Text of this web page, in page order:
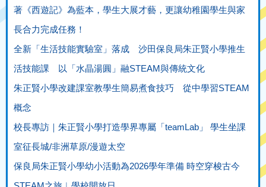
著《西遊記》為藍本，學生大展才藝，更讓幼稚園學生與家
長合力完成任務！
全新「生活技能實驗室」落成 沙田保良局朱正賢小學推生
活技能課 以「水晶湯圓」融STEAM與傳統文化
朱正賢小學改建課室教學生簡易煮食技巧 從中學習STEAM
概念
校長專訪｜朱正賢小學打造學界專屬「teamLab」 學生坐課
室征長城/非洲草原/漫遊太空
保良局朱正賢小學幼小活動為2026學年準備 時空穿梭古今